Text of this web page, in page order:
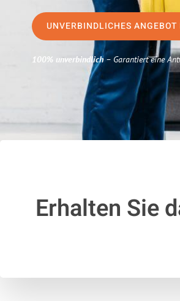
UNVERBINDLICHES ANGEBOT
100% unverbindlich– Garantiert eine
Erhalten Sie